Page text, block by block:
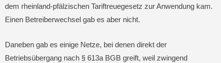
dem rheinland-pfälzischen Tariftreuegesetz zur Anwendung kam.
Einen Betreiberwechsel gab es aber nicht.
Daneben gab es einige Netze, bei denen direkt der
Betriebsübergang nach § 613a BGB greift, weil zwingend